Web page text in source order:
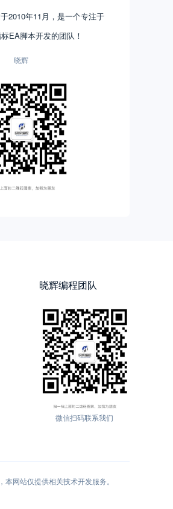
2010年11月，是一个专注于
EA脚本开发的团队！
晓辉
晓辉编程团队
微信扫码联系我们
网站仅提供相关技术开发服务。